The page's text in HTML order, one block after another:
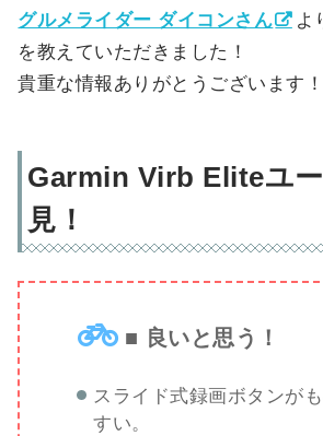
グルメライダー ダイコンさん
よ
を教えていただきました！
貴重な情報ありがとうございます！
Garmin Virb Eliteユ
見！
■ 良いと思う！
スライド式録画ボタンが
すい。